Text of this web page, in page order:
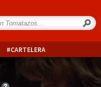
CARTELERA